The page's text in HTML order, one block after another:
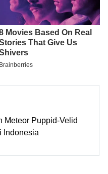
Meteor Puppid-Velid
Indonesia